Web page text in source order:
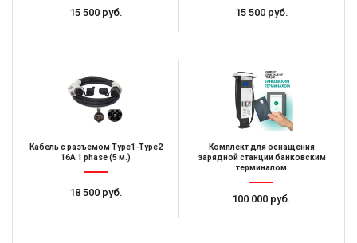
15 500 руб. 15 500 руб.
Кабель с разъемом Type1-Type2
16А 1 phase (5 м.)
18 500 руб.
Комплект для оснащения
зарядной станции банковским
терминалом
100 000 руб.